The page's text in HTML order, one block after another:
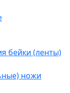
бейки (ленты)
ножи